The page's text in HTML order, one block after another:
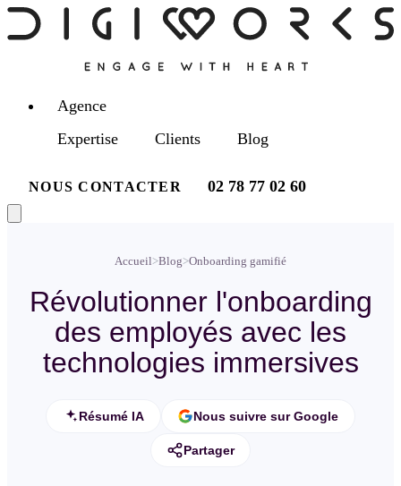
Agence
Expertise
Clients Blog
NOUS CONTACTER 02 78 77 02 60
Accueil>Blog>Onboarding gamifié
Révolutionner l'onboarding
des employés avec les
technologies immersives
Résumé IA Nous suivre sur Google
Partager